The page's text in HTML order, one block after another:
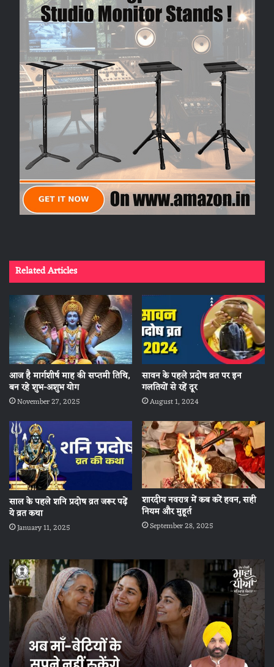
Related Articles
आज है मार्गशीर्ष माह की सप्तमी तिथि,
बन रहे शुभ-अशुभ योग
November 27, 2025
सावन के पहले प्रदोष व्रत पर इन
गलतियों से रहें दूर
August 1, 2024
साल के पहले शनि प्रदोष व्रत जरूर पढ़ें
ये व्रत कथा
January 11, 2025
शारदीय नवरात्र में कब करें हवन, सही
नियम और मुहूर्त
September 28, 2025